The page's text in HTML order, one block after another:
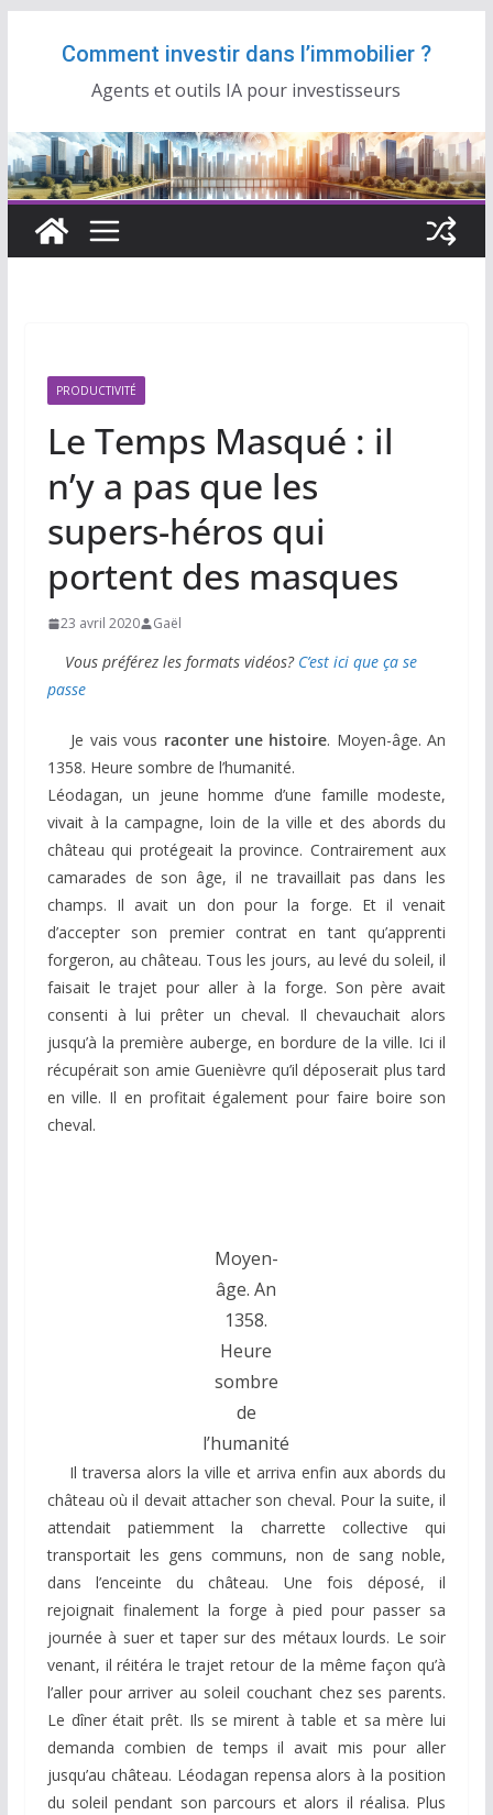
Comment investir dans l’immobilier ?
Agents et outils IA pour investisseurs
PRODUCTIVITÉ
Le Temps Masqué : il
n’y a pas que les
supers-héros qui
portent des masques
23 avril 2020 Gaël
Vous préférez les formats vidéos? C’est ici que ça se
passe
Je vais vous raconter une histoire. Moyen-âge. An
1358. Heure sombre de l’humanité.
Léodagan, un jeune homme d’une famille modeste,
vivait à la campagne, loin de la ville et des abords du
château qui protégeait la province. Contrairement aux
camarades de son âge, il ne travaillait pas dans les
champs. Il avait un don pour la forge. Et il venait
d’accepter son premier contrat en tant qu’apprenti
forgeron, au château. Tous les jours, au levé du soleil, il
faisait le trajet pour aller à la forge. Son père avait
consenti à lui prêter un cheval. Il chevauchait alors
jusqu’à la première auberge, en bordure de la ville. Ici il
récupérait son amie Guenièvre qu’il déposerait plus tard
en ville. Il en profitait également pour faire boire son
cheval.
Moyen-
âge. An
1358.
Heure
sombre
de
l’humanité
Il traversa alors la ville et arriva enfin aux abords du
château où il devait attacher son cheval. Pour la suite, il
attendait patiemment la charrette collective qui
transportait les gens communs, non de sang noble,
dans l’enceinte du château. Une fois déposé, il
rejoignait finalement la forge à pied pour passer sa
journée à suer et taper sur des métaux lourds. Le soir
venant, il réitéra le trajet retour de la même façon qu’à
l’aller pour arriver au soleil couchant chez ses parents.
Le dîner était prêt. Ils se mirent à table et sa mère lui
demanda combien de temps il avait mis pour aller
jusqu’au château. Léodagan repensa alors à la position
du soleil pendant son parcours et alors il réalisa. Plus